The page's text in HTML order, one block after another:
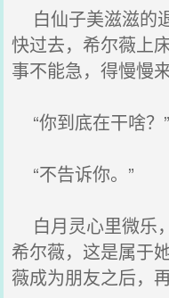
白仙子美滋滋的
快过去，希尔薇上
事不能急，得慢慢来
“你到底在干啥？”
“不告诉你。”
白月灵心里微乐
希尔薇，这是属于
薇成为朋友之后，